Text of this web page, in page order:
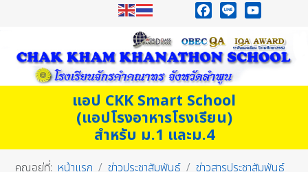
แอป CKK Smart School
(แอปโรงอาหารโรงเรียน)
สำหรับ ม.1 และม.4
คุณอยู่ที่: หน้าแรก ข่าวประชาสัมพันธ์
ข่าวสารประชาสัมพันธ์